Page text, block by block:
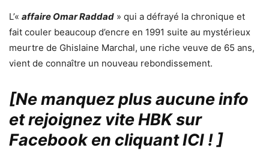
L’« affaire Omar Raddad » qui a défrayé la chronique et
fait couler beaucoup d’encre en 1991 suite au mystérieux
meurtre de Ghislaine Marchal, une riche veuve de 65 ans,
vient de connaître un nouveau rebondissement.
[Ne manquez plus aucune info
et rejoignez vite HBK sur
Facebook en cliquant ICI !]